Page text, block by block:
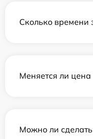
Сколько времени
Меняется ли цена
Можно ли